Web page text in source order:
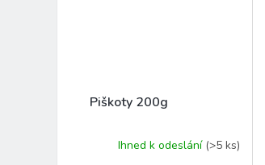
Piškoty 200g
Ihned k odeslání (>5 ks)